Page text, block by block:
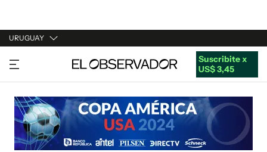
URUGUAY
URUGUAY
ARGENTINA
ESPAÑA
ESTADOS UNIDOS
Suscribite x
US$ 3,45